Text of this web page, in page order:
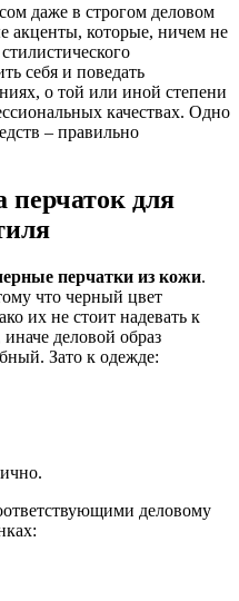
даже в строгом деловом
акценты, которые, ничем не
себя и поведать
о той или иной степени
качествах. Одно
– правильно
перчаток для
перчатки из кожи.
что черный цвет
их не стоит надевать к
деловой образ
Зато к одежде:
деловому